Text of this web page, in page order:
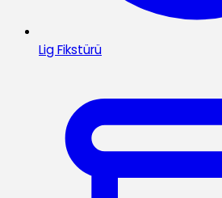
Lig Fikstürü